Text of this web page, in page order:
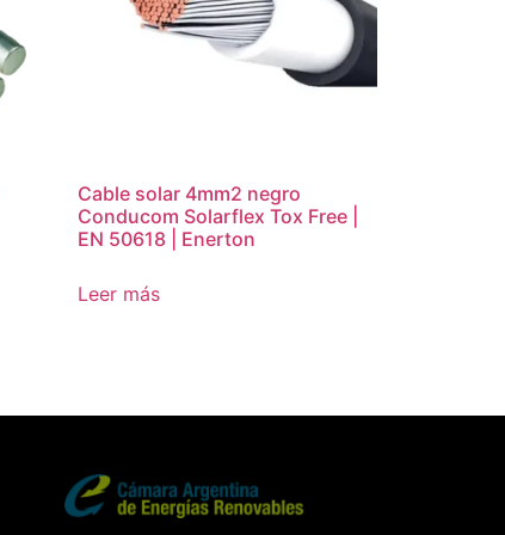
Cable solar 4mm2 negro
Conducom Solarflex Tox Free |
EN 50618 | Enerton
Leer más